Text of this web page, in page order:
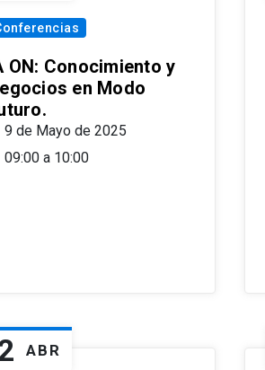
ON: Conocimiento y
en Modo
9 de Mayo de 2025
09:00 a 10:00
ABR